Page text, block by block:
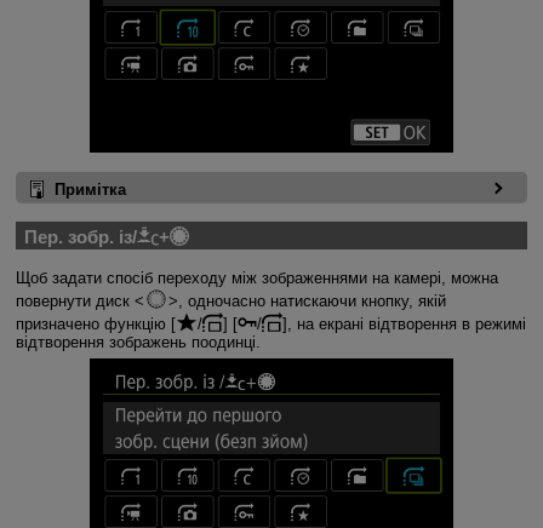
Примітка
Пер. зобр. із/ +
Щоб задати спосіб переходу між зображеннями на камері, можна
повернути диск
, одночасно натискаючи кнопку, якій
призначено функцію [
/ ] [ /
], на екрані відтворення в режимі
відтворення зображень поодинці.